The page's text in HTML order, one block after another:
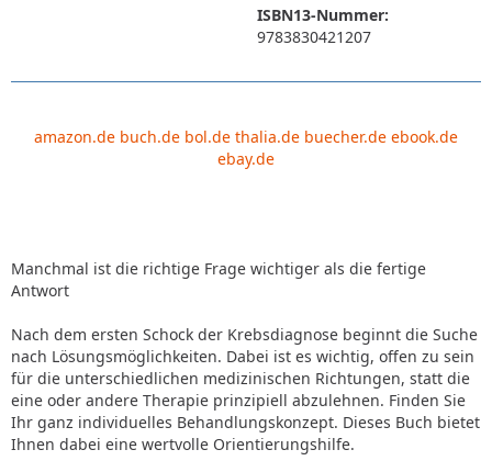
ISBN13-Nummer:
9783830421207
amazon.de buch.de bol.de thalia.de buecher.de ebook.de
ebay.de
Manchmal ist die richtige Frage wichtiger als die fertige
Antwort
Nach dem ersten Schock der Krebsdiagnose beginnt die Suche
nach Lösungsmöglichkeiten. Dabei ist es wichtig, offen zu sein
für die unterschiedlichen medizinischen Richtungen, statt die
eine oder andere Therapie prinzipiell abzulehnen. Finden Sie
Ihr ganz individuelles Behandlungskonzept. Dieses Buch bietet
Ihnen dabei eine wertvolle Orientierungshilfe.